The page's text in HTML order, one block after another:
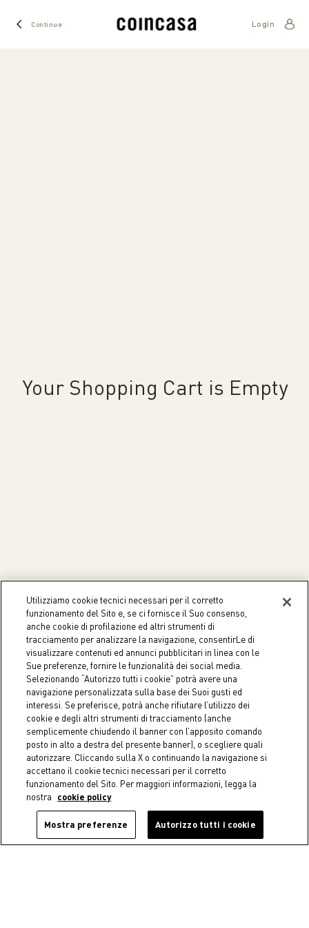
Continue Login
Your Shopping Cart is Empty
Easy and free return
Returns by courier and in-store always free.
Secure payments
Safe and careless shopping
Utilizziamo cookie tecnici necessari per il corretto
funzionamento del Sito e, se ci fornisce il Suo consenso,
anche cookie di profilazione ed altri strumenti di
tracciamento per analizzare la navigazione, consentirLe di
visualizzare contenuti ed annunci pubblicitari in linea con le
Sue preferenze, fornire le funzionalità dei social media.
Selezionando “Autorizzo tutti i cookie” potrà avere una
navigazione personalizzata sulla base dei Suoi gusti ed
interessi. Se preferisce, potrà anche rifiutare l’utilizzo dei
cookie e degli altri strumenti di tracciamento (anche
semplicemente chiudendo il banner con l’apposito comando
posto in alto a destra del presente banner), o scegliere quali
autorizzare. Cliccando sulla X o continuando la navigazione si
accettano il cookie tecnici necessari per il corretto
funzionamento del Sito. Per maggiori informazioni, legga la
nostra
cookie policy
Mostra preferenze Autorizzo tutti i cookie